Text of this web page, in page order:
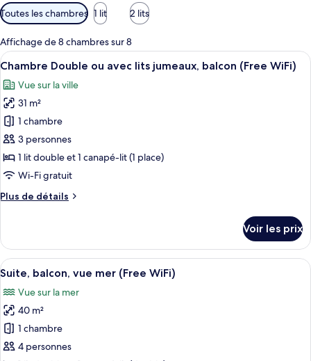
Filtres
disponibles
pour
les
chambres
Toutes les chambres 1 lit 2 lits
Affichage de 8 chambres sur 8
Afficher
toutes
les
photos
pour
ce
type
de
chambre :
Chambre
avec
lits
jumeaux,
balcon
(Free
WiFi)
Une chambre d’hôtel comprenant
8
Chambre Double ou avec lits jumeaux, balcon (Free WiFi)
Vue sur la ville
31 m²
1 chambre
3 personnes
1 lit double et 1 canapé-lit (1 place)
Wi-Fi gratuit
Plus de détails
Plus
le
type
de
Chambre
Double
ou
avec
lits
jumeaux,
Voir les prix
Afficher
toutes
les
photos
pour
ce
Un salon comprenant un canapé,
10
Suite, balcon, vue mer (Free WiFi)
Vue sur la mer
40 m²
1 chambre
4 personnes